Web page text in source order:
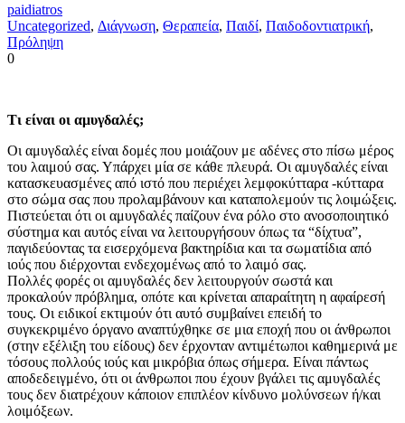
paidiatros
Uncategorized, Διάγνωση, Θεραπεία, Παιδί, Παιδοδοντιατρική,
Πρόληψη
0
Τι είναι οι αμυγδαλές;
Οι αμυγδαλές είναι δομές που μοιάζουν με αδένες στο πίσω μέρος
του λαιμού σας. Υπάρχει μία σε κάθε πλευρά. Οι αμυγδαλές είναι
κατασκευασμένες από ιστό που περιέχει λεμφοκύτταρα -κύτταρα
στο σώμα σας που προλαμβάνουν και καταπολεμούν τις λοιμώξεις.
Πιστεύεται ότι οι αμυγδαλές παίζουν ένα ρόλο στο ανοσοποιητικό
σύστημα και αυτός είναι να λειτουργήσουν όπως τα “δίχτυα”,
παγιδεύοντας τα εισερχόμενα βακτηρίδια και τα σωματίδια από
ιούς που διέρχονται ενδεχομένως από το λαιμό σας.
Πολλές φορές οι αμυγδαλές δεν λειτουργούν σωστά και
προκαλούν πρόβλημα, οπότε και κρίνεται απαραίτητη η αφαίρεσή
τους. Οι ειδικοί εκτιμούν ότι αυτό συμβαίνει επειδή το
συγκεκριμένο όργανο αναπτύχθηκε σε μια εποχή που οι άνθρωποι
(στην εξέλιξη του είδους) δεν έρχονταν αντιμέτωποι καθημερινά με
τόσους πολλούς ιούς και μικρόβια όπως σήμερα. Είναι πάντως
αποδεδειγμένο, ότι οι άνθρωποι που έχουν βγάλει τις αμυγδαλές
τους δεν διατρέχουν κάποιον επιπλέον κίνδυνο μολύνσεων ή/και
λοιμόξεων.